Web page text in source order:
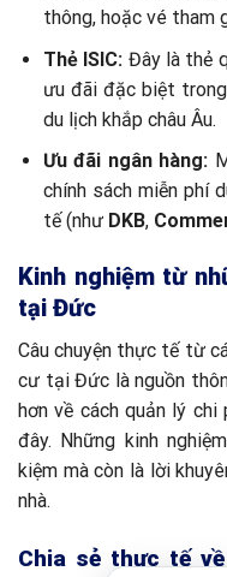
thông, hoặc vé tham
Thẻ ISIC: Đây là thẻ
ưu đãi đặc biệt
du lịch khắp châu Âu.
Ưu đãi ngân hàng:
chính sách miễn phí
tế (như DKB,
Kinh nghiệm từ
tại Đức
Câu chuyện thực tế từ
cư tại Đức là nguồn
hơn về cách quản lý
đây. Những kinh
kiệm mà còn là lời
nhà.
Chia sẻ thực tế